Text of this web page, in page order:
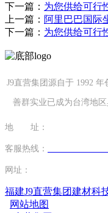
下一篇： 为您供给可行
上一篇： 阿里巴巴国际
下一篇： 为您供给可行
J9直营集团源自于 1992
善群实业已成为台湾地
地 址：
客服热线：
网址：
福建J9直营集团建材科
网站地图